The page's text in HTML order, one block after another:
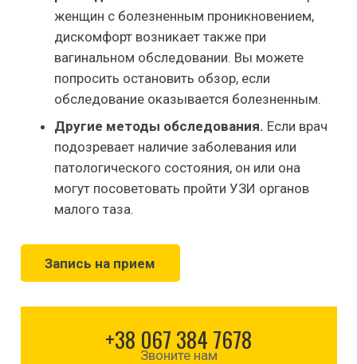
женщин с болезненным проникновением,
дискомфорт возникает также при
вагинальном обследовании. Вы можете
попросить остановить обзор, если
обследование оказывается болезненным.
Другие методы обследования. Если врач
подозревает наличие заболевания или
патологического состояния, он или она
могут посоветовать пройти УЗИ органов
малого таза.
Запись на прием
+38 067 384 7678
Звоните нам